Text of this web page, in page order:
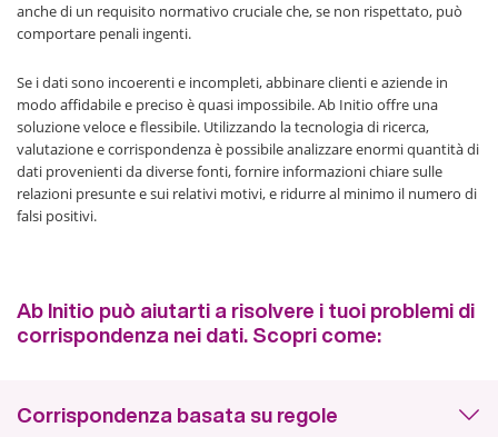
anche di un requisito normativo cruciale che, se non rispettato, può
comportare penali ingenti.
Se i dati sono incoerenti e incompleti, abbinare clienti e aziende in
modo affidabile e preciso è quasi impossibile. Ab Initio offre una
soluzione veloce e flessibile. Utilizzando la tecnologia di ricerca,
valutazione e corrispondenza è possibile analizzare enormi quantità di
dati provenienti da diverse fonti, fornire informazioni chiare sulle
relazioni presunte e sui relativi motivi, e ridurre al minimo il numero di
falsi positivi.
Ab Initio può aiutarti a risolvere i tuoi problemi di
corrispondenza nei dati. Scopri come:
Corrispondenza basata su regole